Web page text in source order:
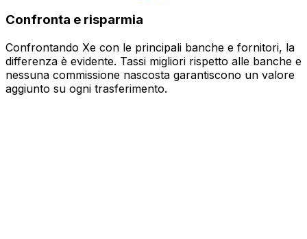
Confronta e risparmia
Confrontando Xe con le principali banche e fornitori, la
differenza è evidente. Tassi migliori rispetto alle banche e
nessuna commissione nascosta garantiscono un valore
aggiunto su ogni trasferimento.